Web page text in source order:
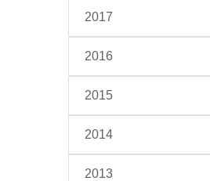
2017
2016
2015
2014
2013